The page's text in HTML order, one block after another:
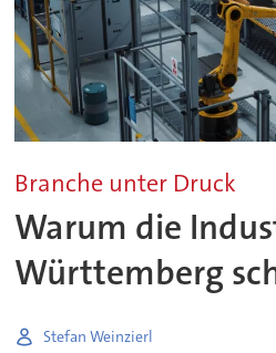
Branche unter Druck
Warum die
Württemberg
Stefan Weinzierl